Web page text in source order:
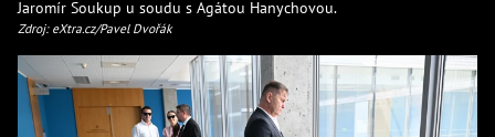
Jaromír Soukup u soudu s Agátou Hanychovou.
Zdroj: eXtra.cz/Pavel Dvořák